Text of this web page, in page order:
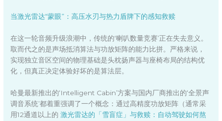
当激光雷达“蒙眼”：高压水刃与热力盾牌下的感知救赎
在这一轮音频升级浪潮中，传统的‘喇叭数量竞赛’正在失去意义。
取而代之的是声场抵消算法与功放矩阵的能力比拼。严格来说，
实现独立音区空间的物理基础是头枕扬声器与座椅布局的结构优
化，但真正决定体验好坏的是算法层。
哈曼最新推出的‘Intelligent Cabin’方案与国内厂商推出的‘全景声
调音系统’都着重强调了一个概念：通过高精度功放矩阵（通常采
用12通道以上的激光雷达的「雪盲症」与救赎：自动驾驶如何熬